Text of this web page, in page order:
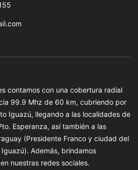
contamos con una cobertura radial
99.9 Mhz de 60 km, cubriendo por
Iguazú, llegando a las localidades de
Esperanza, así también a las
(Presidente Franco y ciudad del
Además, brindamos
nuestras redes sociales.